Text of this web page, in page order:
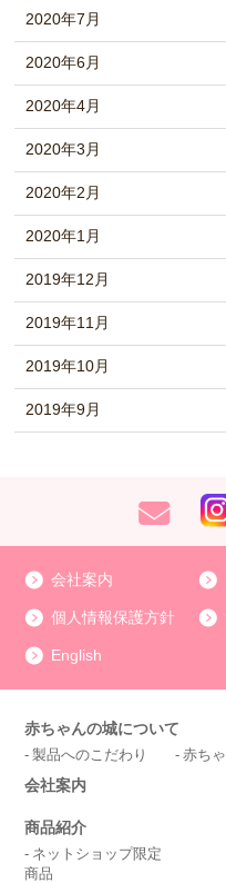
2020年7月
2020年6月
2020年4月
2020年3月
2020年2月
2020年1月
2019年12月
2019年11月
2019年10月
2019年9月
会社案内
個人情報保護方針
English
赤ちゃんの城について
製品へのこだわり 赤ち
会社案内
商品紹介
ネットショップ限定
商品